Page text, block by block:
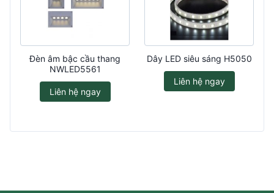
Đèn âm bậc cầu thang
NWLED5561
Liên hệ ngay
Dây LED siêu sáng H5050
Liên hệ ngay